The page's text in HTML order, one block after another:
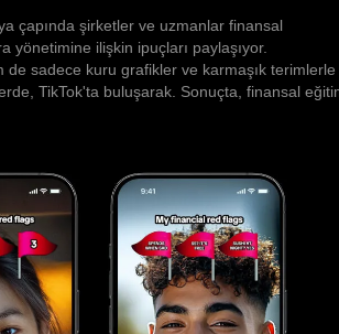
çapında şirketler ve uzmanlar finansal
yönetimine ilişkin ipuçları paylaşıyor.
sadece kuru grafikler ve karmaşık terimlerle
TikTok'ta buluşarak. Sonuçta, finansal